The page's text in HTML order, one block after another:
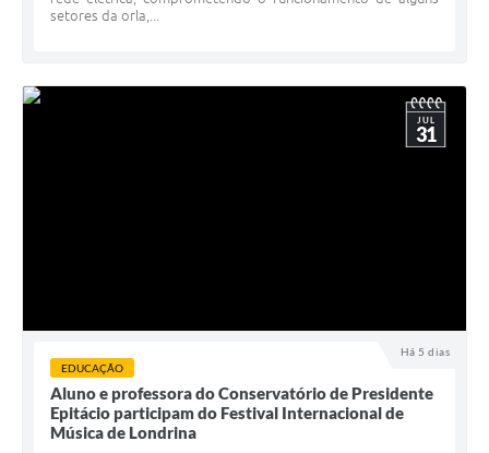
setores da orla,...
Há 5 dias
JUL
31
EDUCAÇÃO
Aluno e professora do Conservatório de Presidente
Epitácio participam do Festival Internacional de
Música de Londrina